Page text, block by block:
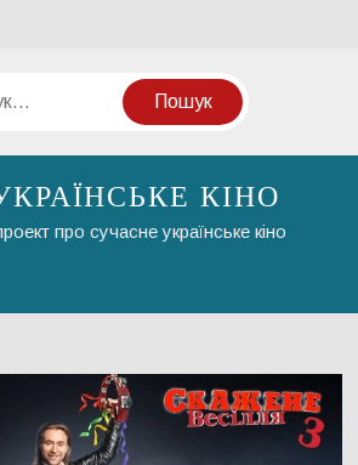
КІНО
про сучасне українське кіно